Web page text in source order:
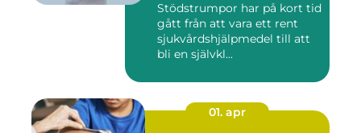
Stödstrumpor har på kort tid
gått från att vara ett rent
sjukvårdshjälpmedel till att
bli en självkl...
01. apr